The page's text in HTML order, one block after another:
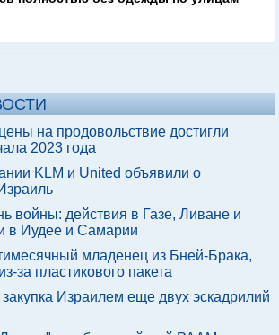
на продовольствие достигли
2023 года
KLM и United объявили о
войны: действия в Газе, Ливане и
в Иудее и Самарии
младенец из Бней-Брака,
за пластикового пакета
Израилем еще двух эскадрилий